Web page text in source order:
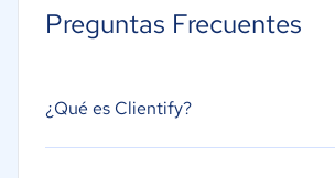
Email Marketing
Integración API´s
Preguntas Frecuentes
¿Qué es Clientify?